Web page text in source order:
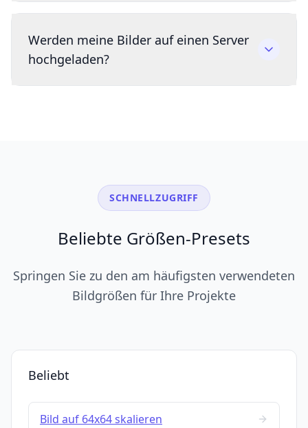
Werden meine Bilder auf einen Server
hochgeladen?
SCHNELLZUGRIFF
Beliebte Größen-Presets
Springen Sie zu den am häufigsten verwendeten
Bildgrößen für Ihre Projekte
Beliebt
Bild auf 64x64 skalieren